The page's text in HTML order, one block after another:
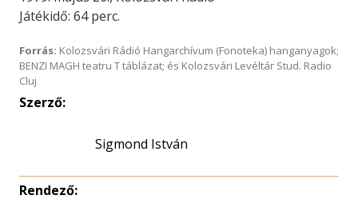
Játékidő: 64 perc.
Forrás: Kolozsvári Rádió Hangarchívum (Fonoteka) hanganyagok;
BENZI MAGH teatru T táblázat; és Kolozsvári Levéltár Stud. Radio
Cluj
Szerző:
Sigmond István
Rendező: